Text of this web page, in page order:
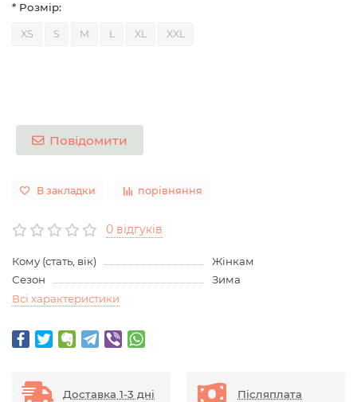
* Розмір:
XS S M L XL XXL
Повідомити
В закладки порівняння
0 відгуків
Кому (стать, вік)
Жінкам
Сезон
Зима
Всі характеристики
Доставка 1-3 дні Післяплата